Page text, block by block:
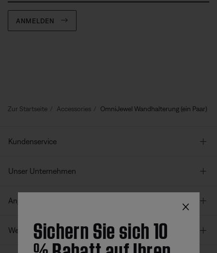
ANMELDEN
Zur Startseite Accessories OmniJewel Wandhalterung (ein Paar)
Kundenservice
Unser Unternehmen
Angebote
Weitere Links
×
Sichern Sie sich 10